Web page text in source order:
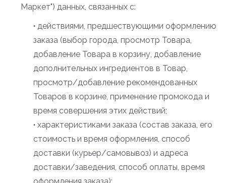
Маркет") данных, связанных с:
· действиями, предшествующими оформлению
заказа (выбор города, просмотр Товара,
добавление Товара в корзину, добавление
дополнительных ингредиентов в Товар,
просмотр/добавление рекомендованных
Товаров в корзине, применение промокода и
время совершения этих действий;
· характеристиками заказа (состав заказа, его
стоимость и время оформления, способ
доставки (курьер/самовывоз) и адреса
доставки/заведения, способ оплаты, время